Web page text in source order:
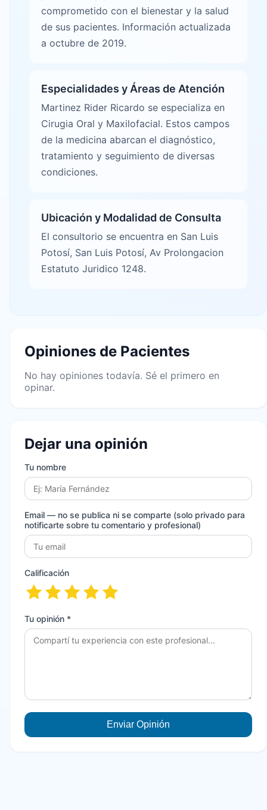
comprometido con el bienestar y la salud
de sus pacientes. Información actualizada
a octubre de 2019.
Especialidades y Áreas de Atención
Martinez Rider Ricardo se especializa en
Cirugia Oral y Maxilofacial. Estos campos
de la medicina abarcan el diagnóstico,
tratamiento y seguimiento de diversas
condiciones.
Ubicación y Modalidad de Consulta
El consultorio se encuentra en San Luis
Potosí, San Luis Potosí, Av Prolongacion
Estatuto Juridico 1248.
Opiniones de Pacientes
No hay opiniones todavía. Sé el primero en
opinar.
Dejar una opinión
Tu nombre
Email — no se publica ni se comparte (solo privado para
notificarte sobre tu comentario y profesional)
Calificación
Tu opinión *
Enviar Opinión